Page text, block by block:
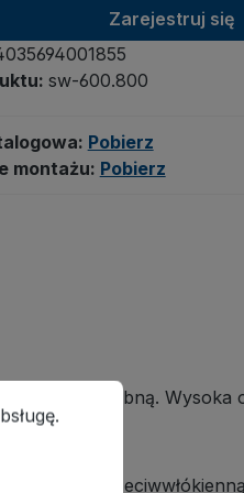
Zarejestruj się
sw-600.800
Pobierz
montażu: Pobierz
drewnopodobną. Wysoka
osłoną
Więcej informacji...